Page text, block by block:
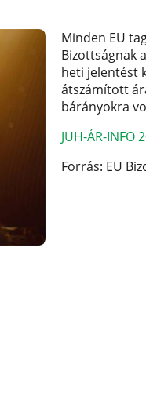
Minden EU
Bizottságnak
heti jelentést
átszámított
bárányokra
JUH-ÁR-INFO
Forrás: EU